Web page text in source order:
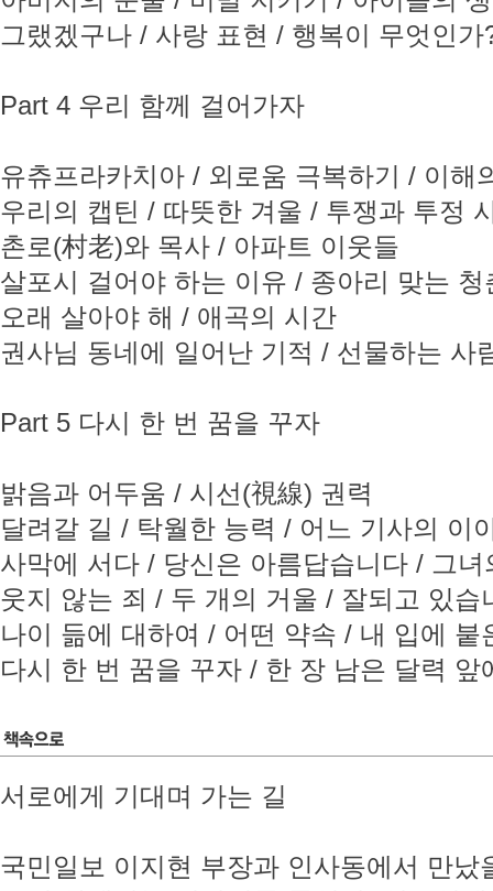
그랬겠구나 / 사랑 표현 / 행복이 무엇인가
Part 4 우리 함께 걸어가자
유츄프라카치아 / 외로움 극복하기 / 이해
우리의 캡틴 / 따뜻한 겨울 / 투쟁과 투정
촌로(村老)와 목사 / 아파트 이웃들
살포시 걸어야 하는 이유 / 종아리 맞는 청
오래 살아야 해 / 애곡의 시간
권사님 동네에 일어난 기적 / 선물하는 사
Part 5 다시 한 번 꿈을 꾸자
밝음과 어두움 / 시선(視線) 권력
달려갈 길 / 탁월한 능력 / 어느 기사의 이
사막에 서다 / 당신은 아름답습니다 / 그녀
웃지 않는 죄 / 두 개의 거울 / 잘되고 있습
나이 듦에 대하여 / 어떤 약속 / 내 입에 붙
다시 한 번 꿈을 꾸자 / 한 장 남은 달력 앞
서로에게 기대며 가는 길
국민일보 이지현 부장과 인사동에서 만